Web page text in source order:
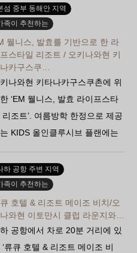
국제거리…
섬 중부 동해안 지역
족이 추천하는
웰니스, 발효를 기반으로 한 라
스타일 리조트 / 오키나와현 키
카구스쿠…
나와현 키타나카구스쿠촌에 위
‘EM 웰니스, 발효 라이프스타
리조트’. 여름방학 한정으로 제공
KIDS 올인클루시브 플랜에는
가 간식과 워크숍이 포함되어
어른들도…
하 공항 주변 지역
족이 추천하는
호텔 & 리조트 메이조 비치/오
와현 이토만시 클럽 라운지와…
공항에서 차로 20분 거리에 있
‘류큐 호텔 & 리조트 메이조 비